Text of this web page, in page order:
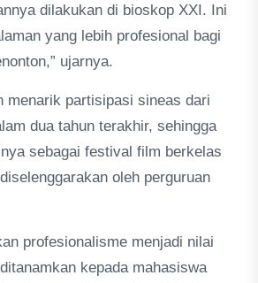
dilakukan di bioskop XXI. Ini
yang lebih profesional bagi
ujarnya.
menarik partisipasi sineas dari
dua tahun terakhir, sehingga
sebagai festival film berkelas
oleh perguruan
profesionalisme menjadi nilai
kepada mahasiswa